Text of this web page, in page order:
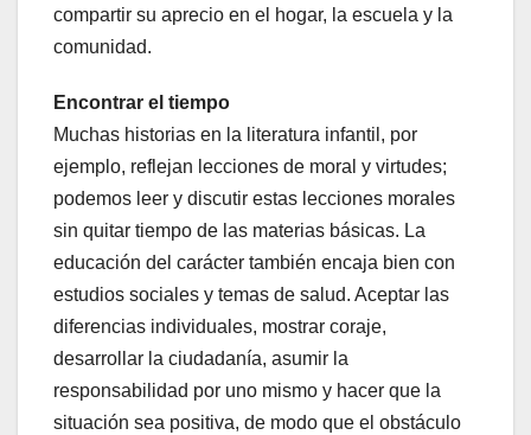
compartir su aprecio en el hogar, la escuela y la
comunidad.
Encontrar el tiempo
Muchas historias en la literatura infantil, por
ejemplo, reflejan lecciones de moral y virtudes;
podemos leer y discutir estas lecciones morales
sin quitar tiempo de las materias básicas. La
educación del carácter también encaja bien con
estudios sociales y temas de salud. Aceptar las
diferencias individuales, mostrar coraje,
desarrollar la ciudadanía, asumir la
responsabilidad por uno mismo y hacer que la
situación sea positiva, de modo que el obstáculo